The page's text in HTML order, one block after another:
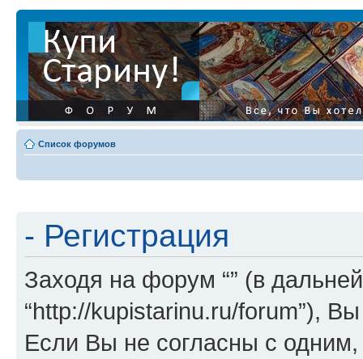
Список форумов
- Регистрация
Заходя на форум “” (в
“http://kupistarinu.ru/forum”),
Если Вы не согласны с